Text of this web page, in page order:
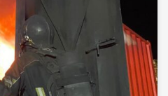
Die
hierbei zwei
1 und 2
Stufe 1: Durchgang 1:
/ Vollbrand,
Durchgang 2: